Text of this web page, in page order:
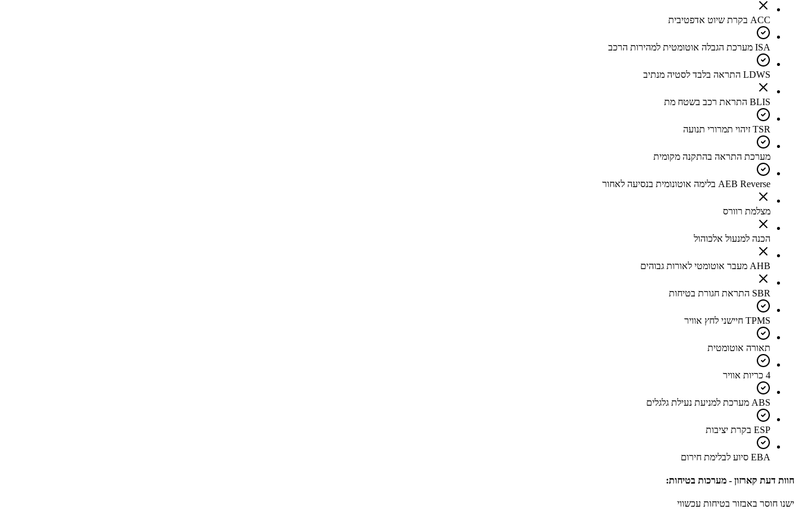
ACC בקרת שיוט אדפטיבית
ISA מערכת הגבלה אוטומטית למהירות הרכב
LDWS התראה בלבד לסטיה מנתיב
BLIS התראת רכב בשטח מת
TSR זיהוי תמרורי תנועה
מערכת התראה בהתקנה מקומית
AEB Reverse בלימה אוטונומית בנסיעה לאחור
מצלמת רוורס
הכנה למנעול אלכוהול
AHB מעבר אוטומטי לאורות גבוהים
SBR התראת חגורת בטיחות
TPMS חיישני לחץ אוויר
תאורה אוטומטית
4 כריות אוויר
ABS מערכת למניעת נעילת גלגלים
ESP בקרת יציבות
EBA סיוע לבלימת חירום
חוות דעת קארזון - מערכות בטיחות:
ישנו חוסר באבזור בטיחות עכשווי